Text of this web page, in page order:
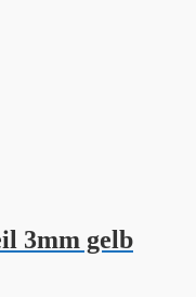
3mm gelb